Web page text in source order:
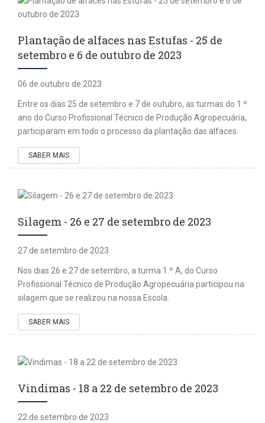
Plantação de alfaces nas Estufas - 25 de
setembro e 6 de outubro de 2023
06 de outubro de 2023
Entre os dias 25 de setembro e 7 de outubro, as turmas do 1.º
ano do Curso Profissional Técnico de Produção Agropecuária,
participaram em todo o processo da plantação das alfaces.
SABER MAIS
Silagem - 26 e 27 de setembro de 2023
27 de setembro de 2023
Nos dias 26 e 27 de setembro, a turma 1.º A, do Curso
Profissional Técnico de Produção Agropecuária participou na
silagem que se realizou na nossa Escola.
SABER MAIS
Vindimas - 18 a 22 de setembro de 2023
22 de setembro de 2023